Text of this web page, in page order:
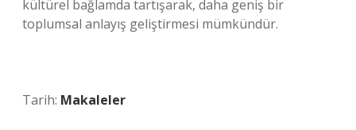
kültürel bağlamda tartışarak, daha geniş bir
toplumsal anlayış geliştirmesi mümkündür.
Tarih: Makaleler